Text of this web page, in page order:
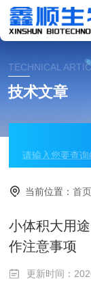
TECHNICAL
技术文章
当前位置：首页
小体积大用
作注意事项
更新时间：